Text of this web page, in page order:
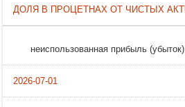
неиспользованная прибыль (убыток)